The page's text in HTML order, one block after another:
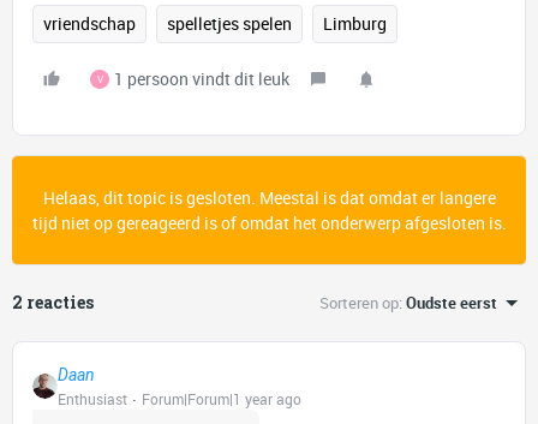
vriendschap spelletjes spelen Limburg
V 1 persoon vindt dit leuk
Helaas, dit topic is gesloten. Meestal is dat omdat er langere
tijd niet op gereageerd is of omdat het onderwerp afgesloten is.
2 reacties Sorteren op:Oudste eerst
Daan
Enthusiast
Forum|Forum|1 year ago